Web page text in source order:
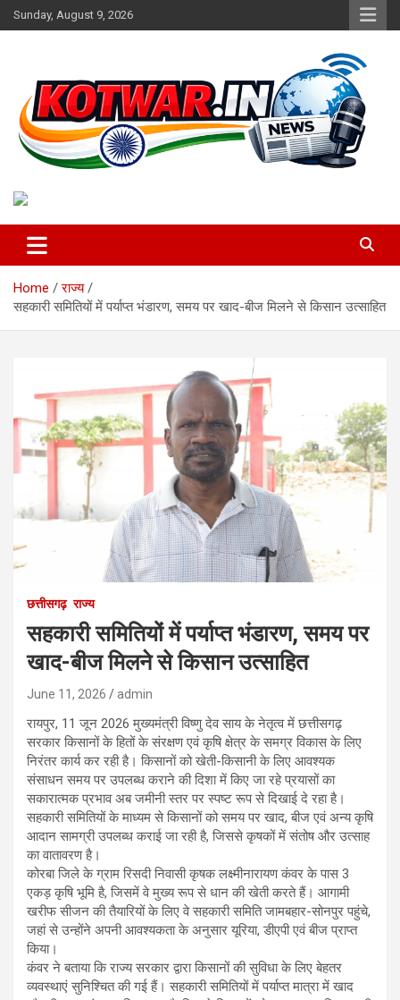
Skip
to
Sunday, August 9, 2026
kotwar.in
Home
राज्य
सहकारी समितियों में पर्याप्त भंडारण, समय पर खाद-बीज मिलने से किसान उत्साहित
छत्तीसगढ़ राज्य
सहकारी समितियों में पर्याप्त भंडारण, समय पर
खाद-बीज मिलने से किसान उत्साहित
June 11, 2026 admin
रायपुर, 11 जून 2026 मुख्यमंत्री विष्णु देव साय के नेतृत्व में छत्तीसगढ़
सरकार किसानों के हितों के संरक्षण एवं कृषि क्षेत्र के समग्र विकास के लिए
निरंतर कार्य कर रही है। किसानों को खेती-किसानी के लिए आवश्यक
संसाधन समय पर उपलब्ध कराने की दिशा में किए जा रहे प्रयासों का
सकारात्मक प्रभाव अब जमीनी स्तर पर स्पष्ट रूप से दिखाई दे रहा है।
सहकारी समितियों के माध्यम से किसानों को समय पर खाद, बीज एवं अन्य कृषि
आदान सामग्री उपलब्ध कराई जा रही है, जिससे कृषकों में संतोष और उत्साह
का वातावरण है।
कोरबा जिले के ग्राम रिसदी निवासी कृषक लक्ष्मीनारायण कंवर के पास 3
एकड़ कृषि भूमि है, जिसमें वे मुख्य रूप से धान की खेती करते हैं। आगामी
खरीफ सीजन की तैयारियों के लिए वे सहकारी समिति जामबहार-सोनपुर पहुंचे,
जहां से उन्होंने अपनी आवश्यकता के अनुसार यूरिया, डीएपी एवं बीज प्राप्त
किया।
कंवर ने बताया कि राज्य सरकार द्वारा किसानों की सुविधा के लिए बेहतर
व्यवस्थाएं सुनिश्चित की गई हैं। सहकारी समितियों में पर्याप्त मात्रा में खाद